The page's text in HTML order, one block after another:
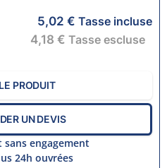
5,02 € Tasse incluse
4,18 € Tasse escluse
PRODUIT
UN DEVIS
engagement
24h ouvrées